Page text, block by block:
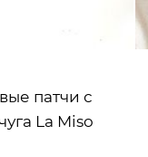
патчи с
La Miso